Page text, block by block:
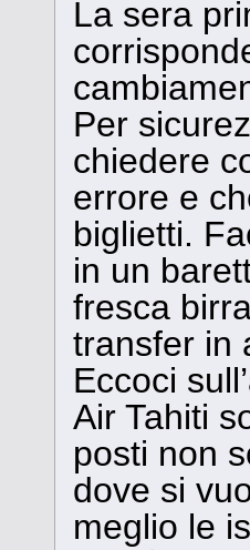
La sera
Per
chiedere
errore e
biglietti.
in un
fresca
transfer in
Eccoci
Air Tahiti
posti non
dove si
meglio le